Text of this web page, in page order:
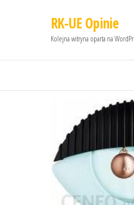
RK-UE Opinie
Kolejna witryna oparta na